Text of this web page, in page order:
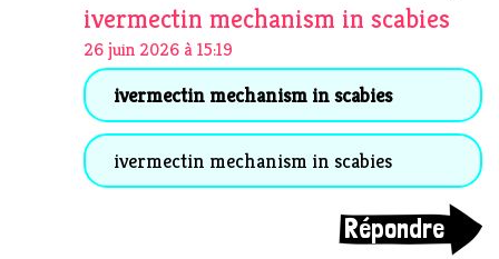
ivermectin mechanism in scabies
26 juin 2026 à 15:19
ivermectin mechanism in scabies
ivermectin mechanism in scabies
Répondre